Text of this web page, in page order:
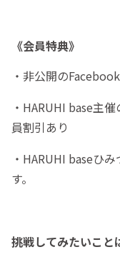
《会員特典》
・非公開の
・HARUHI base主
員割引あり
・HARUHI baseひ
す。
挑戦してみたいこと